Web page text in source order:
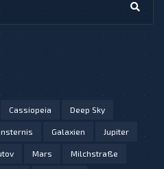
Cassiopeia Deep Sky
Galaxien Jupiter
Mars Milchstraße